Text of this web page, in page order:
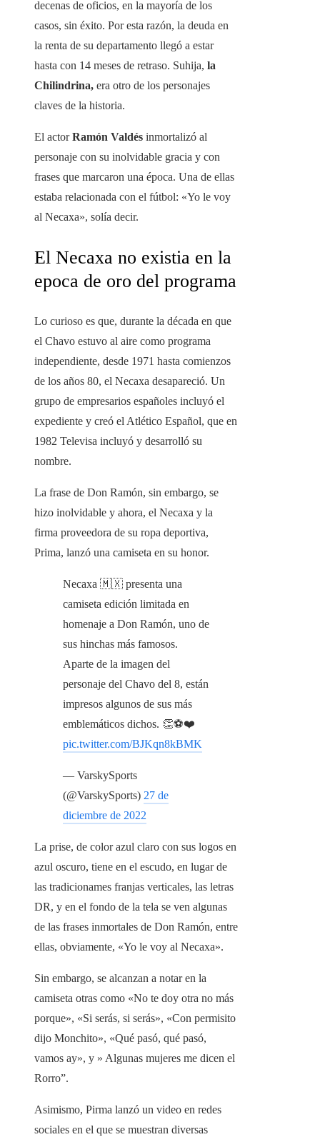
decenas de oficios, en la mayoría de los
casos, sin éxito. Por esta razón, la deuda en
la renta de su departamento llegó a estar
hasta con 14 meses de retraso. Suhija, la
Chilindrina, era otro de los personajes
claves de la historia.
El actorRamón Valdés inmortalizó al
personaje con su inolvidable gracia y con
frases que marcaron una época. Una de ellas
estaba relacionada con el fútbol: «Yo le voy
al Necaxa», solía decir.
El Necaxa no existia en la
epoca de oro del programa
Lo curioso es que, durante la década en que
el Chavo estuvo al aire como programa
independiente, desde 1971 hasta comienzos
de los años 80, el Necaxa desapareció. Un
grupo de empresarios españoles incluyó el
expediente y creó el Atlético Español, que en
1982 Televisa incluyó y desarrolló su
nombre.
La frase de Don Ramón, sin embargo, se
hizo inolvidable y ahora, el Necaxa y la
firma proveedora de su ropa deportiva,
Prima, lanzó una camiseta en su honor.
Necaxa 🇲🇽 presenta una
camiseta edición limitada en
homenaje a Don Ramón, uno de
sus hinchas más famosos.
Aparte de la imagen del
personaje del Chavo del 8, están
impresos algunos de sus más
emblemáticos dichos. 👏⚽️❤️
pic.twitter.com/BJKqn8kBMK
— VarskySports
(@VarskySports) 27 de
diciembre de 2022
La prise, de color azul claro con sus logos en
azul oscuro, tiene en el escudo, en lugar de
las tradicionames franjas verticales, las letras
DR, y en el fondo de la tela se ven algunas
de las frases inmortales de Don Ramón, entre
ellas, obviamente, «Yo le voy al Necaxa».
Sin embargo, se alcanzan a notar en la
camiseta otras como «No te doy otra no más
porque», «Si serás, si serás», «Con permisito
dijo Monchito», «Qué pasó, qué pasó,
vamos ay», y » Algunas mujeres me dicen el
Rorro”.
Asimismo, Pirma lanzó un video en redes
sociales en el que se muestran diversas